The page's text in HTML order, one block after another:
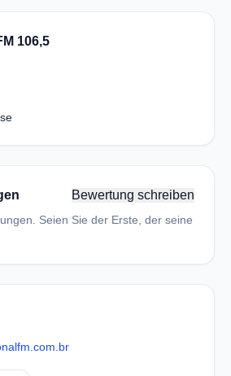
106,5
Bewertung schreiben
Seien Sie der Erste, der seine